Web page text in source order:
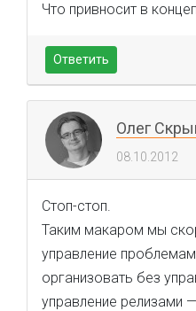
Что привносит в
Ответить
Олег
08.10.2012
Стоп-стоп.
Таким макаром мы
управление
организовать без
управление релизами